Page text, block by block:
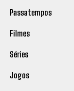
Passatempos
Filmes
Séries
Jogos